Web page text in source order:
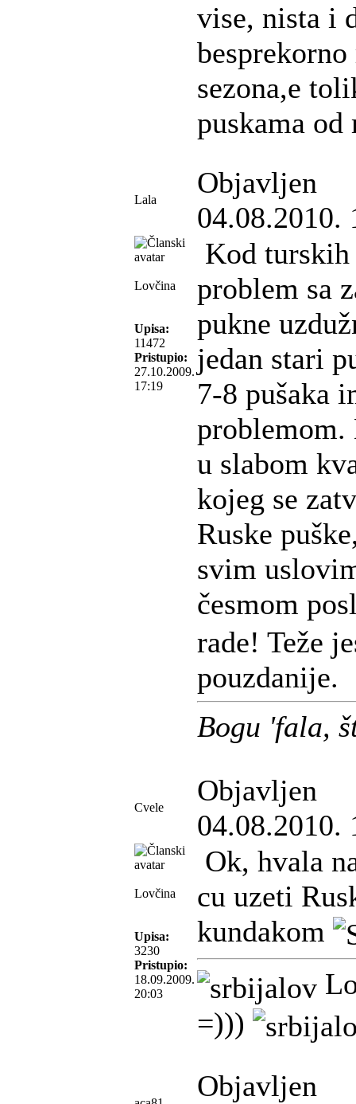
vise, nista i
sezona,e
puskama od
Lala
Objavljen
04.08.2010.
Lovčina
Upisa:
11472
Pristupio:
27.10.2009.
17:19
Kod turskih
problem sa
pukne
jedan stari
7-8 pušaka
problemom.
u slabom
kojeg se
Ruske
svim
česmom
rade! Teže
pouzdanije.
Bogu 'fala,
Cvele
Objavljen
04.08.2010.
Lovčina
Upisa:
3230
Pristupio:
18.09.2009.
20:03
Ok, hvala
cu uzeti
kundakom
=)))
Objavljen